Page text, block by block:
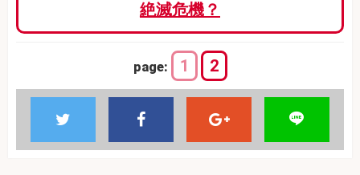
絶滅危機？
page: 1 2